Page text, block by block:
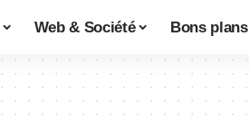
Web & Société Bons plans